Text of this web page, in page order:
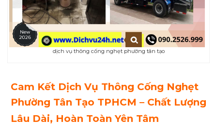
dịch vụ thông cống nghẹt phường tân tạo
Cam Kết Dịch Vụ Thông Cống Nghẹt
Phường Tân Tạo TPHCM – Chất Lượng
Lâu Dài, Hoàn Toàn Yên Tâm